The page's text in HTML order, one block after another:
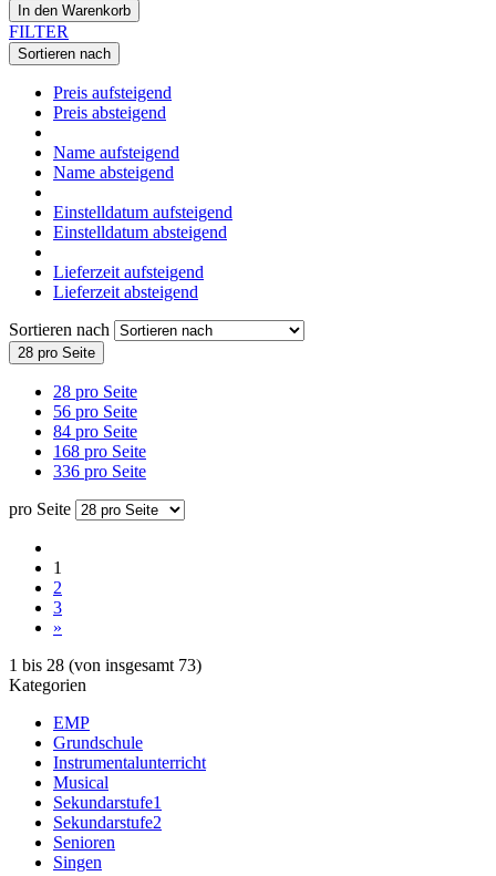
In den Warenkorb
FILTER
Sortieren nach
Preis aufsteigend
Preis absteigend
Name aufsteigend
Name absteigend
Einstelldatum aufsteigend
Einstelldatum absteigend
Lieferzeit aufsteigend
Lieferzeit absteigend
Sortieren nach
28 pro Seite
28 pro Seite
56 pro Seite
84 pro Seite
168 pro Seite
336 pro Seite
pro Seite
1
2
3
»
1 bis 28 (von insgesamt 73)
Kategorien
EMP
Grundschule
Instrumentalunterricht
Musical
Sekundarstufe1
Sekundarstufe2
Senioren
Singen